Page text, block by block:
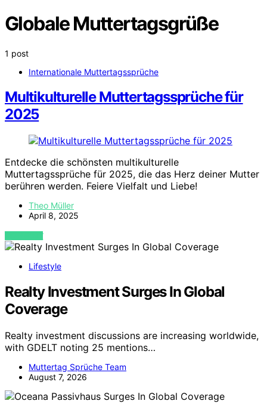
Globale Muttertagsgrüße
1 post
Internationale Muttertagssprüche
Multikulturelle Muttertagssprüche für
2025
Entdecke die schönsten multikulturelle
Muttertagssprüche für 2025, die das Herz deiner Mutter
berühren werden. Feiere Vielfalt und Liebe!
Theo Müller
April 8, 2025
VIEW POST
Lifestyle
Realty Investment Surges In Global
Coverage
Realty investment discussions are increasing worldwide,
with GDELT noting 25 mentions…
Muttertag Sprüche Team
August 7, 2026